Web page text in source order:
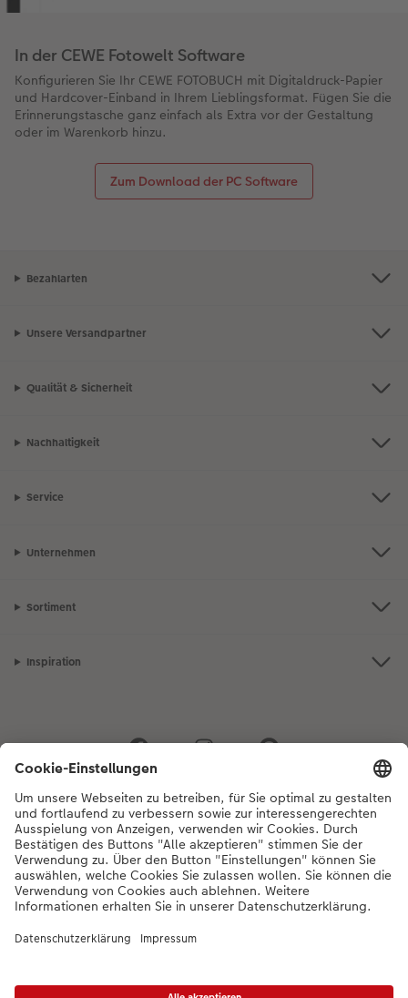
In der CEWE Fotowelt Software
Konfigurieren Sie Ihr CEWE FOTOBUCH mit Digitaldruck-Papier
und Hardcover-Einband in Ihrem Lieblingsformat. Fügen Sie die
Erinnerungstasche ganz einfach als Extra vor der Gestaltung
oder im Warenkorb hinzu.
Zum Download der PC Software
Bezahlarten
Unsere Versandpartner
Qualität & Sicherheit
Nachhaltigkeit
Service
Unternehmen
Sortiment
Inspiration
Bei Fragen zu Produkten oder der Bestellung können Sie uns gerne von
Montag bis Samstag von 8:00 – 20:00 Uhr und Sonntag von 10:00 –
20:00 Uhr (gesetzliche Feiertage ausgenommen) unter der
Telefonnummer044 499 01 21 kontaktieren.
DE| FR|IT
PreislisteDas abgebildete Produkt hat ggfs. einen höheren Preis.